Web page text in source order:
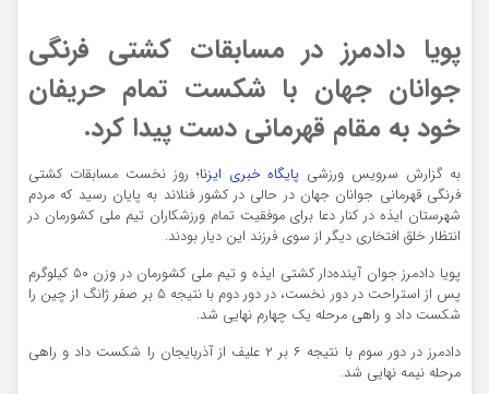
پویا دادمرز در مسابقات کشتی فرنگی
جوانان جهان با شکست تمام حریفان
خود به مقام قهرمانی دست پیدا کرد.
به گزارش سرویس ورزشی پایگاه خبری ایزنا؛ روز نخست مسابقات کشتی
فرنگی قهرمانی جوانان جهان در حالی در کشور فنلاند به پایان رسید که مردم
شهرستان ایذه در کنار دعا برای موفقیت تمام ورزشکاران تیم ملی کشورمان در
انتظار خلق افتخاری دیگر از سوی فرزند این دیار بودند.
پویا دادمرز جوان آینده‌دار کشتی ایذه و تیم ملی کشورمان در وزن ٥٠ كيلوگرم
پس از استراحت در دور نخست، در دور دوم با نتيجه ٥ بر صفر ژانگ از چين را
شكست داد و راهي مرحله يك چهارم نهايي شد.
‏دادمرز در دور سوم با نتيجه ٦ بر ٢ عليف از آذربايجان را شكست داد و راهي
مرحله نيمه نهايي شد.